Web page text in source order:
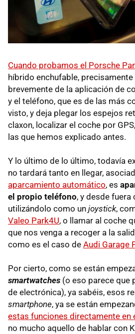
Cuando probamos el Porsche
híbrido enchufable,
brevemente de la aplicación de
y el teléfono, que es de las más
visto, y deja plegar los espejos
claxon, localizar el coche por
las que hemos explicado antes.
Y lo último de lo último, todavía
no tardará tanto en llegar,
aparcamiento automático, es
el propio teléfono, y desde fuera
utilizándolo como un joystick,
Valeo Park4U, o llamar al coche
que nos venga a recoger a la
como es el caso de Audi Garage
Por cierto, como se están
smartwatches (o eso parece que
de electrónica), ya sabéis, esos
smartphone, ya se están
estas funciones directamente en
no mucho aquello de hablar con